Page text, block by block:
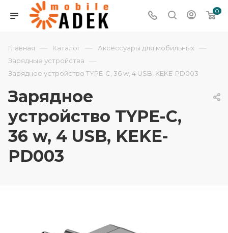
0
Главная — Каталог — Аксессуары для мобильных —
Зарядные устройства —
Зарядное устройство TYPE-C, 36 w, 4 USB, KEKE-PD003
Зарядное
устройство TYPE-C,
36 w, 4 USB, KEKE-
PD003